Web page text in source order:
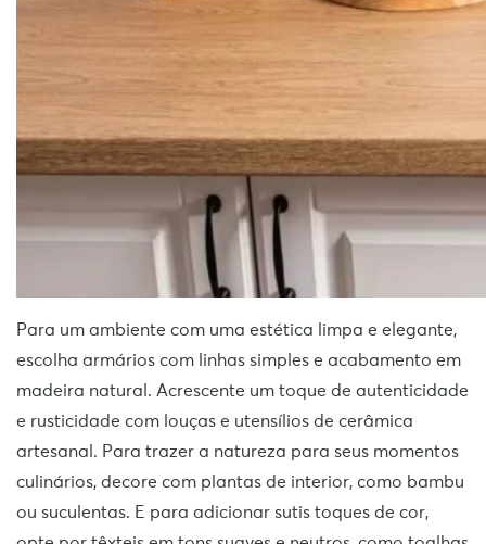
Para um ambiente com uma estética limpa e elegante,
escolha armários com linhas simples e acabamento em
madeira natural. Acrescente um toque de autenticidade
e rusticidade com louças e utensílios de cerâmica
artesanal. Para trazer a natureza para seus momentos
culinários, decore com plantas de interior, como bambu
ou suculentas. E para adicionar sutis toques de cor,